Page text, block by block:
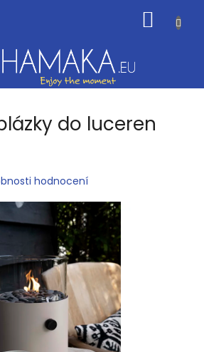
KOŠÍK
do luceren
hodnocení